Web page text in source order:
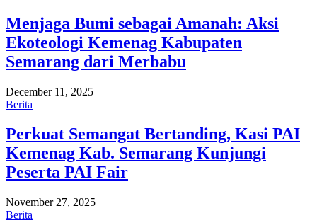
Menjaga Bumi sebagai Amanah: Aksi
Ekoteologi Kemenag Kabupaten
Semarang dari Merbabu
December 11, 2025
Berita
Perkuat Semangat Bertanding, Kasi PAI
Kemenag Kab. Semarang Kunjungi
Peserta PAI Fair
November 27, 2025
Berita